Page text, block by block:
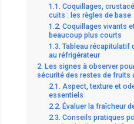
Coquillages,
cuits : les règles de base
Coquillages vivants
beaucoup plus courts
Tableau récapitulatif
au réfrigérateur
Les signes à observer
sécurité des restes de fruits
Aspect, texture et
essentiels
Évaluer la fraîcheur
Conseils pratiques